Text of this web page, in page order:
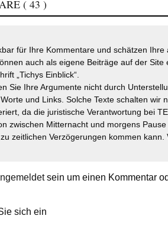
( 43 )
für Ihre Kommentare und schätzen Ihre
auch als eigene Beiträge auf der
„Tichys Einblick“.
Sie Ihre Argumente nicht durch
und Links. Solche Texte schalten wir
da die juristische Verantwortung bei
zwischen Mitternacht und morgens
zeitlichen Verzögerungen kommen
sein um einen Kommentar
sich ein